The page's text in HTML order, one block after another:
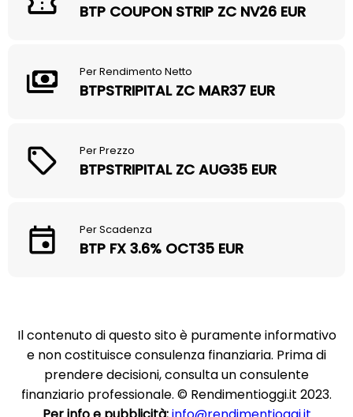
BTP COUPON STRIP ZC NV26 EUR
Per Rendimento Netto
BTPSTRIPITAL ZC MAR37 EUR
Per Prezzo
BTPSTRIPITAL ZC AUG35 EUR
Per Scadenza
BTP FX 3.6% OCT35 EUR
Il contenuto di questo sito è puramente informativo
e non costituisce consulenza finanziaria. Prima di
prendere decisioni, consulta un consulente
finanziario professionale. © Rendimentioggi.it 2023.